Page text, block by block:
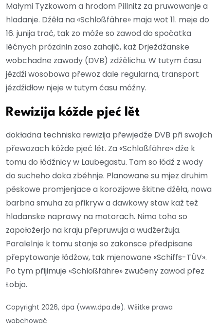
Małymi Tyzkowom a hrodom Pillnitz za pruwowanje a
hladanje. Dźěła na «Schloßfähre» maja wot 11. meje do
16. junija trać, tak zo móže so zawod do spočatka
lěćnych prózdnin zaso zahajić, kaž Drježdźanske
wobchadne zawody (DVB) zdźělichu. W tutym času
jězdźi wosobowa přewoz dale regularna, transport
jězdźidłow njeje w tutym času móžny.
Rewizija kóžde pjeć lět
dokładna techniska rewizija přewjedźe DVB při swojich
přewozach kóžde pjeć lět. Za «Schloßfähre» dźe k
tomu do łódźnicy w Laubegastu. Tam so łódź z wody
do sucheho doka zběhnje. Planowane su mjez druhim
pěskowe promjenjace a korozijowe škitne dźěła, nowa
barbna smuha za přikryw a dawkowy staw kaž tež
hladanske naprawy na motorach. Nimo toho so
zapołožerjo na kraju přepruwuja a wudźeržuja.
Paralelnje k tomu stanje so zakonsce předpisane
přepytowanje łódźow, tak mjenowane «Schiffs-TÜV».
Po tym přijimuje «Schloßfähre» zwučeny zawod přez
Łobjo.
Copyright 2026, dpa (www.dpa.de). Wšitke prawa
wobchować